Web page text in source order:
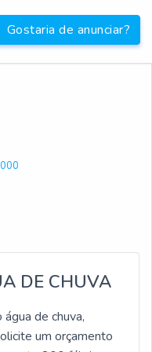
Gostaria de anunciar?
DE CHUVA
de chuva,
um orçamento